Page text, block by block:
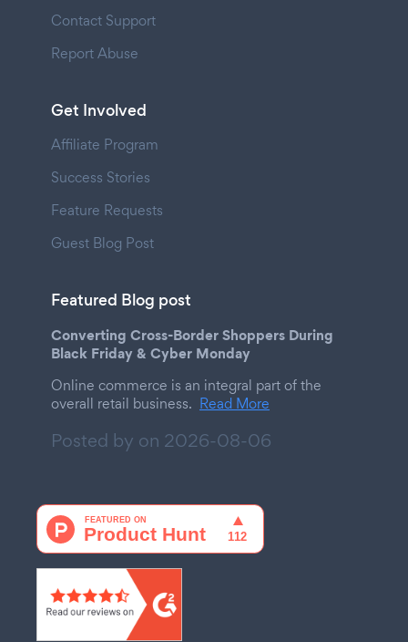
Contact Support
Report Abuse
Get Involved
Affiliate Program
Success Stories
Feature Requests
Guest Blog Post
Featured Blog post
Converting Cross-Border Shoppers During
Black Friday & Cyber Monday
Online commerce is an integral part of the
overall retail business. Read More
Posted by on 2026-08-06